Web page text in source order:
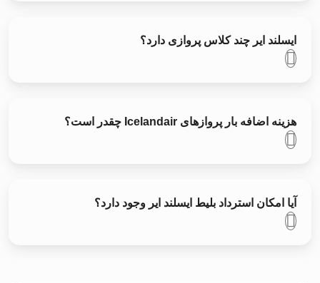
ایسلند ایر چند کلاس پروازی دارد؟
هزینه اضافه بار پروازهای Icelandair چقدر است؟
آیا امکان استرداد بلیط ایسلند ایر وجود دارد؟